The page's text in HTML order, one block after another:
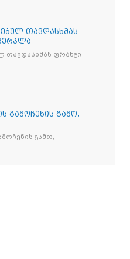
თავდასხმას
თავდასხმას ფრანგი
გამოჩენის გამო,
გამო,